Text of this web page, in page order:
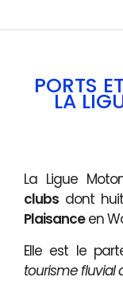
PORTS
LA
La Ligue
clubs dont
Plaisanceen
Elle est le
tourisme fluvial